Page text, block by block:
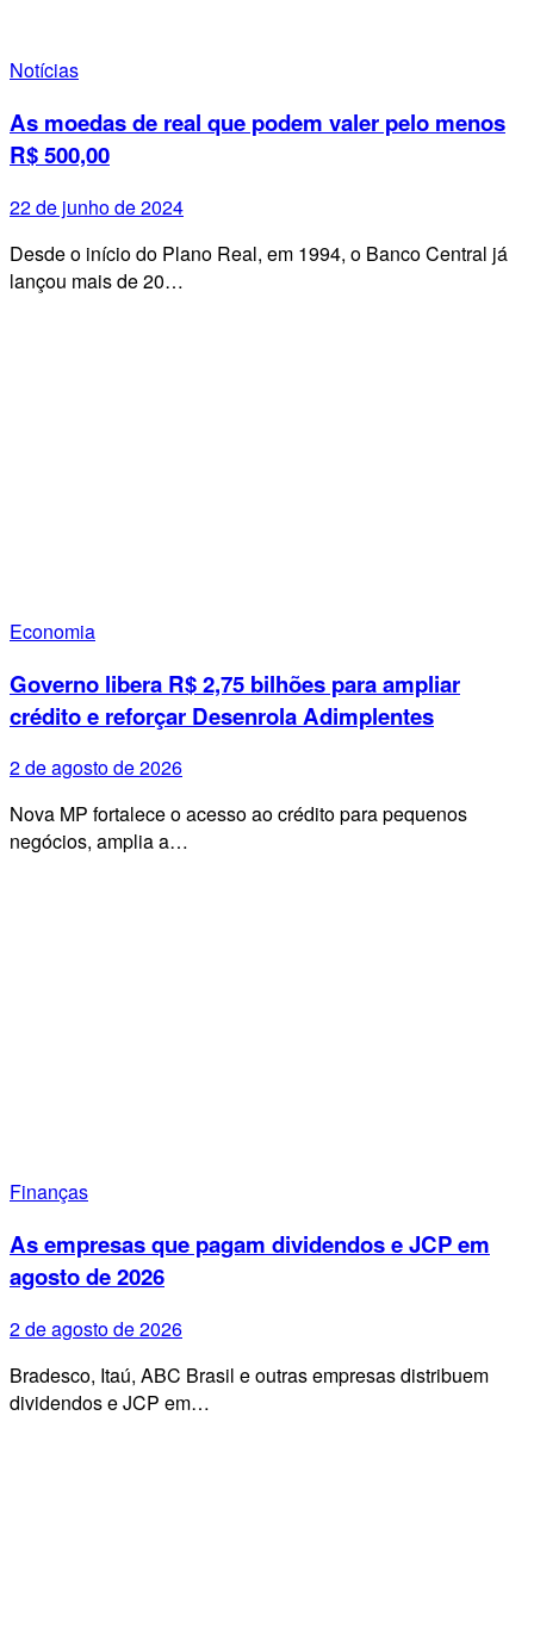
Notícias
As moedas de real que podem valer pelo menos
R$ 500,00
22 de junho de 2024
Desde o início do Plano Real, em 1994, o Banco Central já
lançou mais de 20…
Economia
Governo libera R$ 2,75 bilhões para ampliar
crédito e reforçar Desenrola Adimplentes
2 de agosto de 2026
Nova MP fortalece o acesso ao crédito para pequenos
negócios, amplia a…
Finanças
As empresas que pagam dividendos e JCP em
agosto de 2026
2 de agosto de 2026
Bradesco, Itaú, ABC Brasil e outras empresas distribuem
dividendos e JCP em…